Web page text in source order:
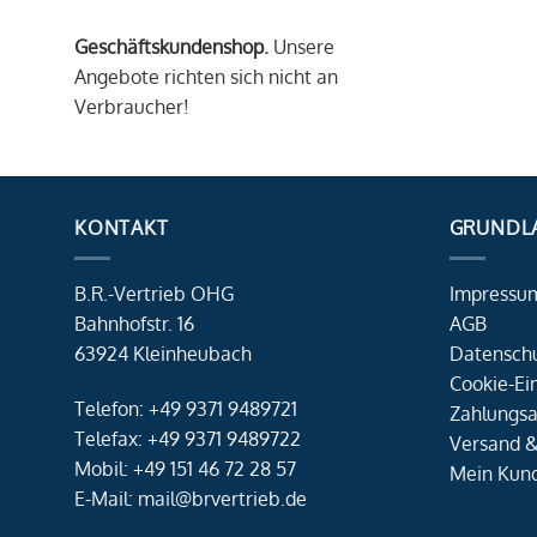
Geschäftskundenshop. Unsere
Angebote richten sich nicht an
Verbraucher!
KONTAKT
B.R.-Vertrieb OHG
Bahnhofstr. 16
63924 Kleinheubach
Telefon: +49 9371 9489721
Telefax: +49 9371 9489722
Mobil: +49 151 46 72 28 57
E-Mail: mail@brvertrieb.de
AGB
Cookie-
Versand
Mein